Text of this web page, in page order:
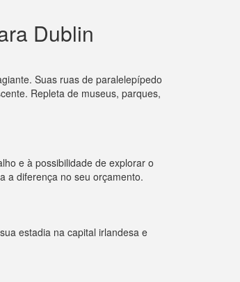
Dublin
Suas ruas de paralelepípedo
Repleta de museus, parques,
e à possibilidade de explorar o
a diferença no seu orçamento.
estadia na capital irlandesa e